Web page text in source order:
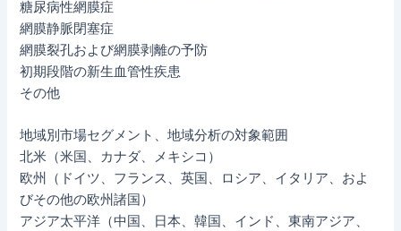
糖尿病性網膜症
網膜静脈閉塞症
網膜裂孔および網膜剥離の予防
初期段階の新生血管性疾患
その他
地域別市場セグメント、地域分析の対象範囲
北米（米国、カナダ、メキシコ）
欧州（ドイツ、フランス、英国、ロシア、イタリア、およ
びその他の欧州諸国）
アジア太平洋（中国、日本、韓国、インド、東南アジア、